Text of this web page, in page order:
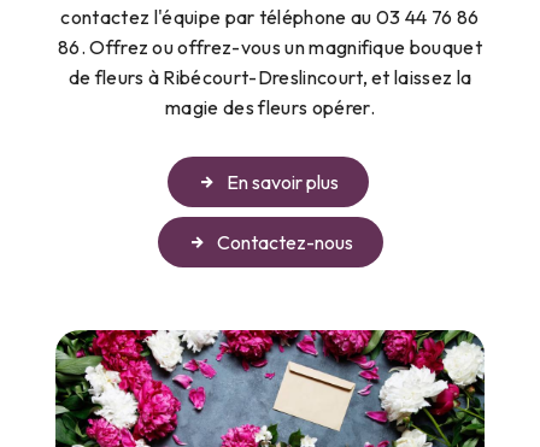
contactez l'équipe par téléphone au 03 44 76 86
86. Offrez ou offrez-vous un magnifique bouquet
de fleurs à Ribécourt-Dreslincourt, et laissez la
magie des fleurs opérer.
En savoir plus
Contactez-nous